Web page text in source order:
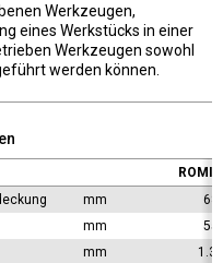
Werkzeugen,
eines Werkstücks in einer
Werkzeugen sowohl
werden können.
ROMI
mm
mm
mm